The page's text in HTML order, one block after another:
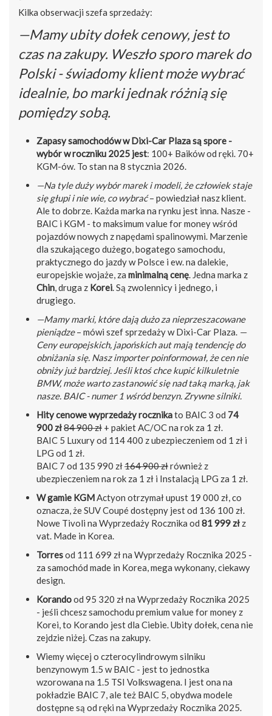
Kilka obserwacji szefa sprzedaży:
—Mamy ubity dołek cenowy, jest to
czas na zakupy. Weszło sporo marek do
Polski - świadomy klient może wybrać
idealnie, bo marki jednak różnią się
pomiędzy sobą.
Zapasy samochodów w Dixi-Car Plaza są spore -
wybór w roczniku 2025 jest: 100+ Baików od ręki. 70+
KGM-ów. To stan na 8 stycznia 2026.
—Na tyle duży wybór marek i modeli, że człowiek staje
się głupi i nie wie, co wybrać– powiedział nasz klient.
Ale to dobrze. Każda marka na rynku jest inna. Nasze -
BAIC i KGM - to maksimum value for money wśród
pojazdów nowych z napędami spalinowymi. Marzenie
dla szukającego dużego, bogatego samochodu,
praktycznego do jazdy w Polsce i ew. na dalekie,
europejskie wojaże, za minimalną cenę. Jedna marka z
Chin, druga z Korei. Są zwolennicy i jednego, i
drugiego.
—Mamy marki, które dają dużo za nieprzeszacowane
pieniądze– mówi szef sprzedaży w Dixi-Car Plaza. —
Ceny europejskich, japońskich aut mają tendencję do
obniżania się. Nasz importer poinformował, że cen nie
obniży już bardziej. Jeśli ktoś chce kupić kilkuletnie
BMW, może warto zastanowić się nad taką marką, jak
nasze. BAIC - numer 1 wśród benzyn. Zrywne silniki.
Hity cenowe wyprzedaży rocznikato BAIC 3 od 74
900 zł84 900 zł + pakiet AC/OC na rok za 1 zł.
BAIC 5 Luxury od 114 400 z ubezpieczeniem od 1 zł i
LPG od 1 zł.
BAIC 7 od 135 990 zł164 900 złrównież z
ubezpieczeniem na rok za 1 zł i Instalacją LPG za 1 zł.
W gamie KGMActyon otrzymał upust 19 000 zł, co
oznacza, że SUV Coupé dostępny jest od 136 100 zł.
Nowe Tivoli na Wyprzedaży Rocznika od 81 999 zł z
vat. Made in Korea.
Torresod 111 699 zł na Wyprzedaży Rocznika 2025 -
za samochód made in Korea, mega wykonany, ciekawy
design.
Korandood 95 320 zł na Wyprzedaży Rocznika 2025
- jeśli chcesz samochodu premium value for money z
Korei, to Korando jest dla Ciebie. Ubity dołek, cena nie
zejdzie niżej. Czas na zakupy.
Wiemy więcej o czterocylindrowym silniku
benzynowym 1.5 w BAIC - jest to jednostka
wzorowana na 1.5 TSI Volkswagena. I jest ona na
pokładzie BAIC 7, ale też BAIC 5, obydwa modele
dostępne są od ręki na Wyprzedaży Rocznika 2025.